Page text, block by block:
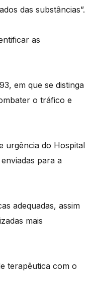
das substâncias”.
as
em que se distinga
o tráfico e
urgência do Hospital
para a
adequadas, assim
mais
terapêutica com o